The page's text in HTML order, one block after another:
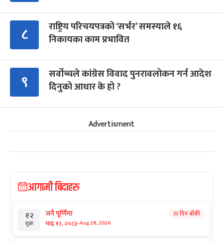
८
राष्ट्रिय परिचयपत्रको ‘सर्भर’ समस्याले १६
निकायका काम प्रभावित
९
सर्वोच्चले कांग्रेस विवाद पुनरावलोकन गर्न आदेश
दिनुको आधार के हो ?
Advertisment
आगामी बिदाहरु
१२
शुक्र
जनै पूर्णिमा
भाद्र १२, २०८३-Aug 28, 2026
२२ दिन बाँकी